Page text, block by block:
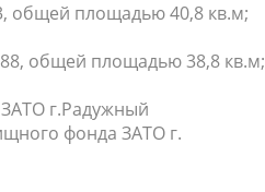
общей площадью 40,8 кв.м;
общей площадью 38,8 кв.м;
г.Радужный
фонда ЗАТО г.